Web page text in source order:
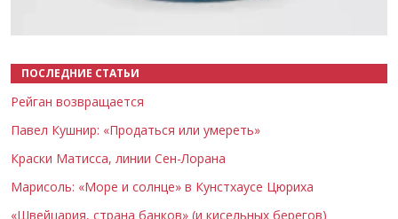
ПОСЛЕДНИЕ СТАТЬИ
Рейган возвращается
Павел Кушнир: «Продаться или умереть»
Краски Матисса, линии Сен-Лорана
Марисоль: «Море и солнце» в Кунстхаусе Цюриха
«Швейцария, страна банков» (и кисельных берегов)